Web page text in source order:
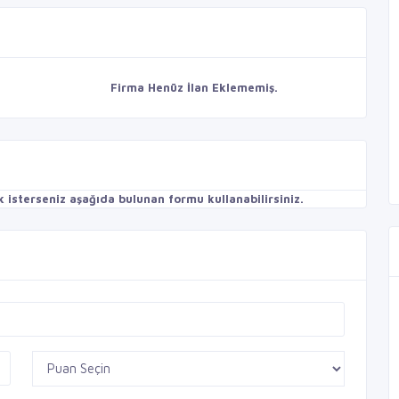
Firma Henüz İlan Eklememiş.
isterseniz aşağıda bulunan formu kullanabilirsiniz.